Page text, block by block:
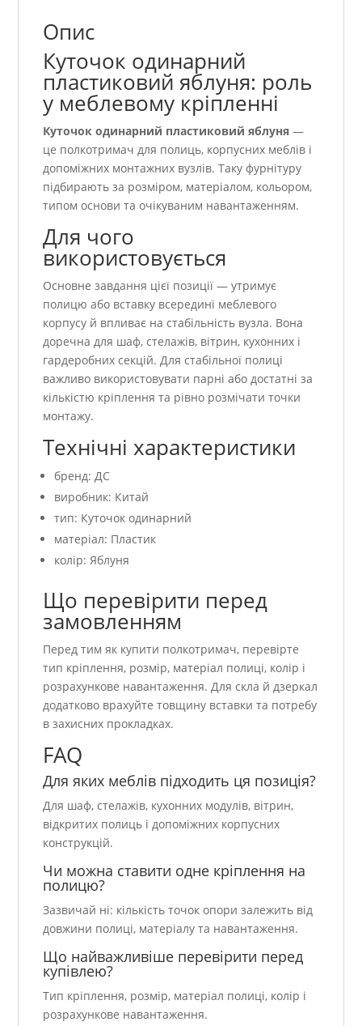
Опис
Куточок одинарний
пластиковий яблуня: роль
у меблевому кріпленні
Куточок одинарний пластиковий яблуня —
це полкотримач для полиць, корпусних меблів і
допоміжних монтажних вузлів. Таку фурнітуру
підбирають за розміром, матеріалом, кольором,
типом основи та очікуваним навантаженням.
Для чого
використовується
Основне завдання цієї позиції — утримує
полицю або вставку всередині меблевого
корпусу й впливає на стабільність вузла. Вона
доречна для шаф, стелажів, вітрин, кухонних і
гардеробних секцій. Для стабільної полиці
важливо використовувати парні або достатні за
кількістю кріплення та рівно розмічати точки
монтажу.
Технічні характеристики
бренд: ДС
виробник: Китай
тип: Куточок одинарний
матеріал: Пластик
колір: Яблуня
Що перевірити перед
замовленням
Перед тим як купити полкотримач, перевірте
тип кріплення, розмір, матеріал полиці, колір і
розрахункове навантаження. Для скла й дзеркал
додатково врахуйте товщину вставки та потребу
в захисних прокладках.
FAQ
Для яких меблів підходить ця позиція?
Для шаф, стелажів, кухонних модулів, вітрин,
відкритих полиць і допоміжних корпусних
конструкцій.
Чи можна ставити одне кріплення на
полицю?
Зазвичай ні: кількість точок опори залежить від
довжини полиці, матеріалу та навантаження.
Що найважливіше перевірити перед
купівлею?
Тип кріплення, розмір, матеріал полиці, колір і
розрахункове навантаження.